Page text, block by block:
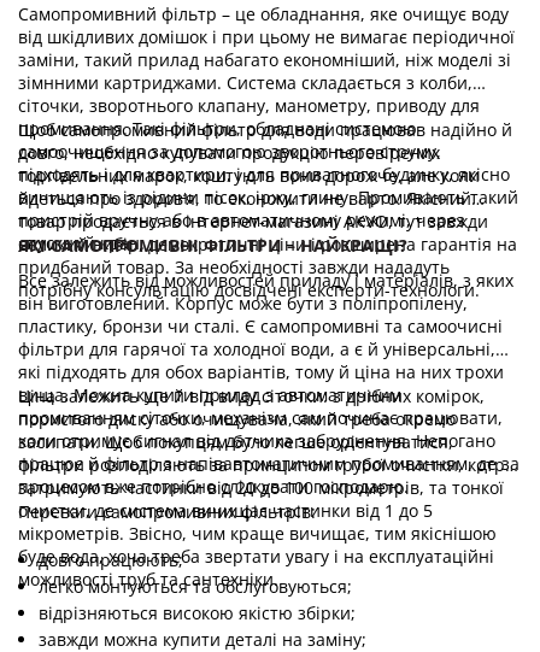
Самопромивний фільтр – це обладнання, яке очищує воду
від шкідливих домішок і при цьому не вимагає періодичної
заміни, такий прилад набагато економніший, ніж моделі зі
зімнними картриджами. Система складається з колби,
сіточки, зворотнього клапану, манометру, приводу для
промивання. Такі фільтри, обладнані системою
самоочищення за допомогою зворотнього струму,
підходять і для квартири, і для приватного будинку, якісно
вичищають із рідини пісок, іржу, глину. Промивають такий
пристрій вручну або в автоматичному режимі, через
спускний кран.
Щоб самопромивний фільтр для води працював надійно й
довго, необхідно купувати продукцію перевірених
торгівельних марок, коштують вони дорожче, але коли
йдеться про здоров‘я, то економити не варто. Якісний
товар продається в інтернет-магазині AKVO, тут завжди
великий вибір, демократичні ціни і розширена гарантія на
придбаний товар. За необхідності завжди нададуть
потрібну консультацію досвідчені експерти-технологи.
ЯКІ САМОПРОМИВНІ ФІЛЬТРИ – НАЙКРАЩІ?
Все залежить від можливостей приладу і матеріалів, з яких
він виготовлений. Корпус може бути з поліпропілену,
пластику, бронзи чи сталі. Є самопромивні та самоочисні
фільтри для гарячої та холодної води, а є й універсальні,
які підходять для обох варіантів, тому й ціна на них трохи
вища. Можна купити прилад з автоматичним
промиванням сіточки, механізм сам починає працювати,
коли отримує сигнал від датчика забруднення. Непогано
працює й фільтр з напівавтоматичним промиванням, де за
процесом вже потрібно слідкувати господарю.
Ціна залежить ще й від виду сіточки: з дрібних комірок,
пористого диску або очищувача, який треба окремо
засипати. Щоб покупцям було легше орієнтуватися,
фільтри розподіляють за принципом грубої очистки, котрі
затримують частинки від 20 до 100 мікрометрів, та тонкої
очистки, де система вичищає частинки від 1 до 5
мікрометрів. Звісно, чим краще вичищає, тим якіснішою
буде вода, хоча треба звертати увагу і на експлуатаційні
можливості труб та сантехніки.
Переваги самопромивних фільтрів:
довго працюють;
легко монтуються та обслуговуються;
відрізняються високою якістю збірки;
завжди можна купити деталі на заміну;